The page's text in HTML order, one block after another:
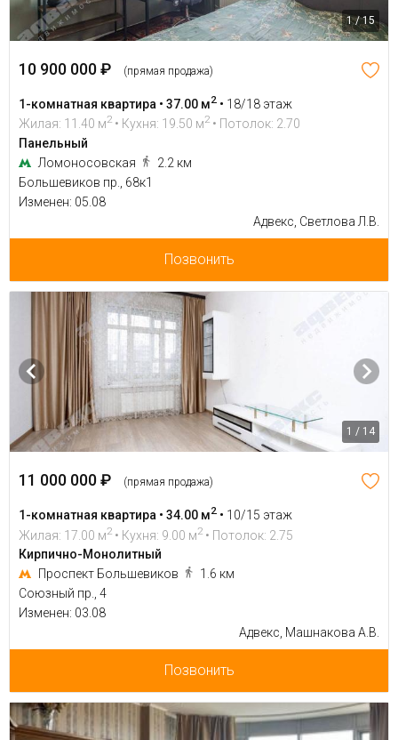
1 / 15
10 900 000 ₽ (прямая продажа)
1-комнатная квартира • 37.00 м2 • 18/18 этаж
Жилая: 11.40 м2 • Кухня: 19.50 м2 • Потолок: 2.70
Панельный
Ломоносовская
2.2 км
Большевиков пр., 68к1
Изменен: 05.08
Адвекс, Светлова Л.В.
Позвонить
1 / 14
11 000 000 ₽ (прямая продажа)
1-комнатная квартира • 34.00 м2 • 10/15 этаж
Жилая: 17.00 м2 • Кухня: 9.00 м2 • Потолок: 2.75
Кирпично-Монолитный
Проспект Большевиков
1.6 км
Союзный пр., 4
Изменен: 03.08
Адвекс, Машнакова А.В.
Позвонить